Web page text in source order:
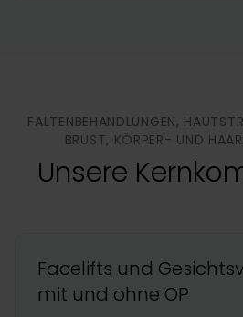
FALTENBEHANDLUNGEN,
BRUST, KÖRPER- UND
Unsere
Facelifts und
mit und ohne OP